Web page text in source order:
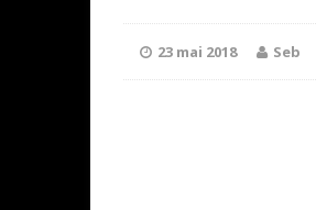
23 mai 2018 Seb